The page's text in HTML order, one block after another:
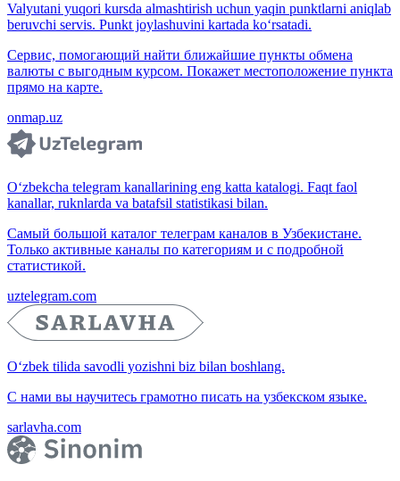
Valyutani yuqori kursda almashtirish uchun yaqin punktlarni aniqlab
beruvchi servis. Punkt joylashuvini kartada ko‘rsatadi.
Сервис, помогающий найти ближайшие пункты обмена
валюты с выгодным курсом. Покажет местоположение пункта
прямо на карте.
onmap.uz
O‘zbekcha telegram kanallarining eng katta katalogi. Faqt faol
kanallar, ruknlarda va batafsil statistikasi bilan.
Самый большой каталог телеграм каналов в Узбекистане.
Только активные каналы по категориям и с подробной
статистикой.
uztelegram.com
O‘zbek tilida savodli yozishni biz bilan boshlang.
С нами вы научитесь грамотно писать на узбекском языке.
sarlavha.com